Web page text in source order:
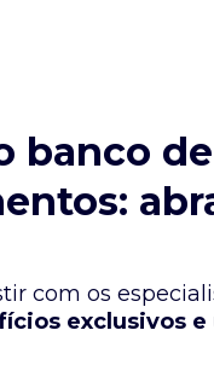
banco de
com os
exclusivos